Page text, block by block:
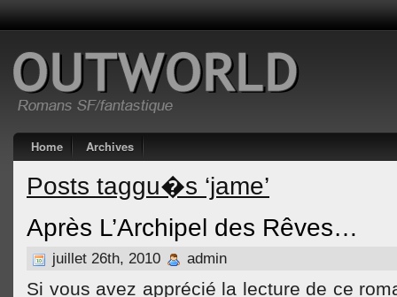
Home Archives
Posts taggu�s ‘jame’
Après L’Archipel des Rêves…
juillet 26th, 2010 admin
Si vous avez apprécié la lecture de ce